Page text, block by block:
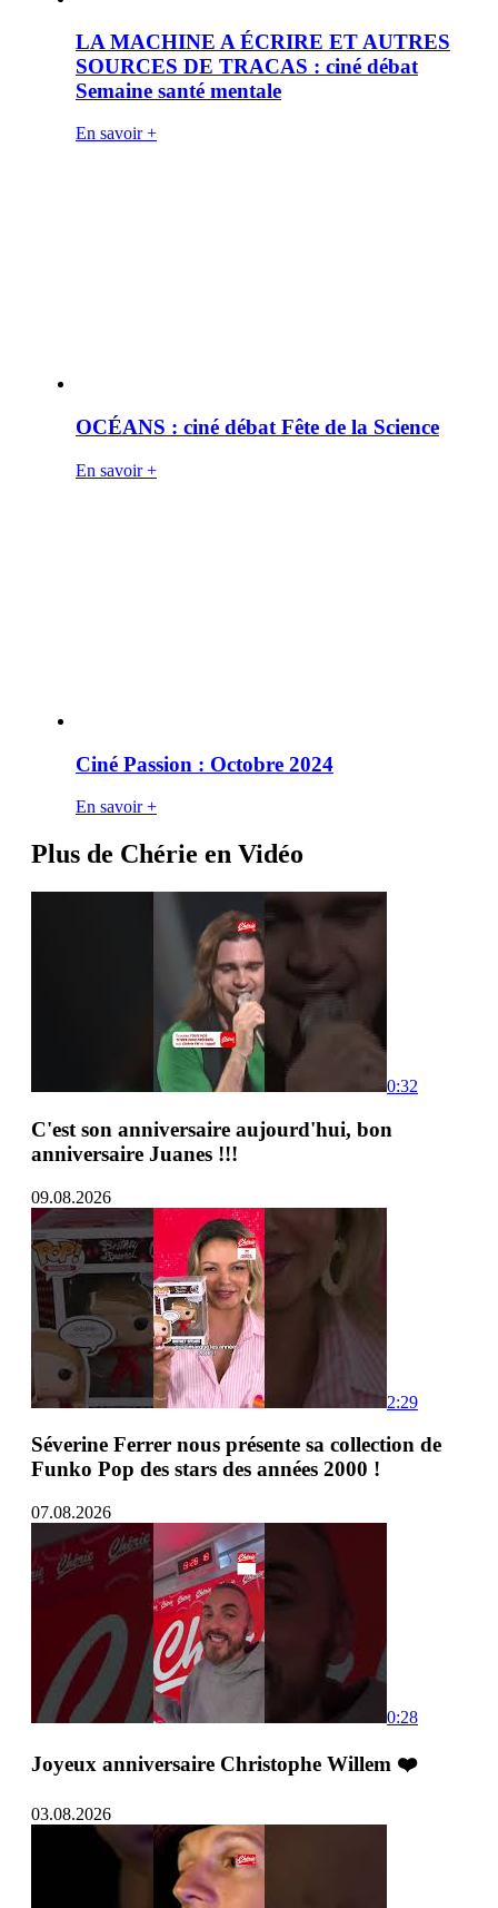
LA MACHINE A ÉCRIRE ET AUTRES
SOURCES DE TRACAS : ciné débat
Semaine santé mentale
En savoir +
OCÉANS : ciné débat Fête de la Science
En savoir +
Ciné Passion : Octobre 2024
En savoir +
Plus de Chérie en Vidéo
0:32
C'est son anniversaire aujourd'hui, bon
anniversaire Juanes !!!
09.08.2026
2:29
Séverine Ferrer nous présente sa collection de
Funko Pop des stars des années 2000 !
07.08.2026
0:28
Joyeux anniversaire Christophe Willem ❤️
03.08.2026